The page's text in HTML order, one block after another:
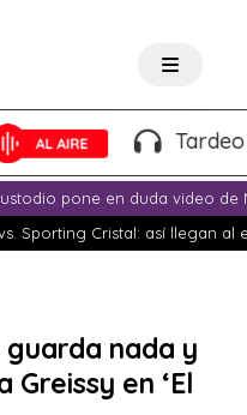
Tardeo
pone en duda video de
Sporting Cristal: así llegan al
nada y
en ‘El